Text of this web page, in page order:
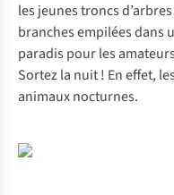
les jeunes troncs
branches empilées dans
paradis pour les
Sortez la nuit ! En effet,
animaux nocturnes.